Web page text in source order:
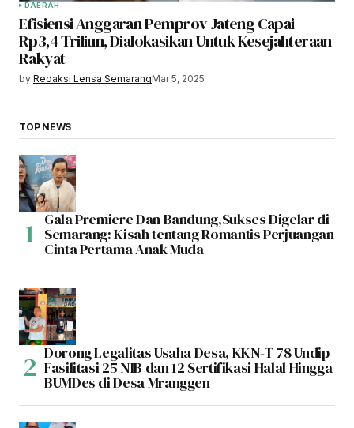
DAERAH
Efisiensi Anggaran Pemprov Jateng Capai
Rp3,4 Triliun, Dialokasikan Untuk Kesejahteraan
Rakyat
by Redaksi Lensa SemarangMar 5, 2025
TOP NEWS
Gala Premiere Dan Bandung,Sukses Digelar di
Semarang: Kisah tentang Romantis Perjuangan
Cinta Pertama Anak Muda
Dorong Legalitas Usaha Desa, KKN-T 78 Undip
Fasilitasi 25 NIB dan 12 Sertifikasi Halal Hingga
BUMDes di Desa Mranggen